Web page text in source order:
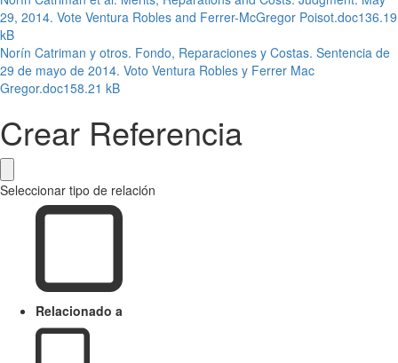
29, 2014. Vote Ventura Robles and Ferrer-McGregor Poisot.doc136.19
kB
Norín Catriman y otros. Fondo, Reparaciones y Costas. Sentencia de
29 de mayo de 2014. Voto Ventura Robles y Ferrer Mac
Gregor.doc158.21 kB
Crear Referencia
Seleccionar tipo de relación
Relacionado a